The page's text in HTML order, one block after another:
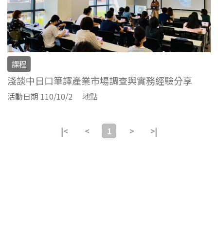
課程
淺談中日口筆譯產業市場調查與實務經驗分享
活動日期 110/10/2 地點
|< < 1 > >|